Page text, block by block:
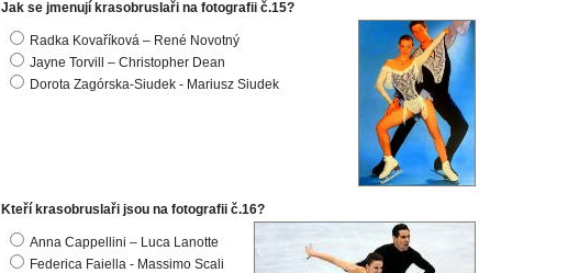
Jak se jmenují krasobruslaři na fotografii č.15?
Radka Kovaříková – René Novotný
Jayne Torvill – Christopher Dean
Dorota Zagórska-Siudek - Mariusz Siudek
Kteří krasobruslaři jsou na fotografii č.16?
Anna Cappellini – Luca Lanotte
Federica Faiella - Massimo Scali